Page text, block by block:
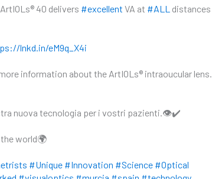
40 delivers #excellent VA at #ALL distances
lnkd.in/eM9q_X4i
information about the ArtIOLs® intraoucular lens.
nuova tecnologia per i vostri pazienti.👁✔
world🌍
#Unique #Innovation #Science #Optical